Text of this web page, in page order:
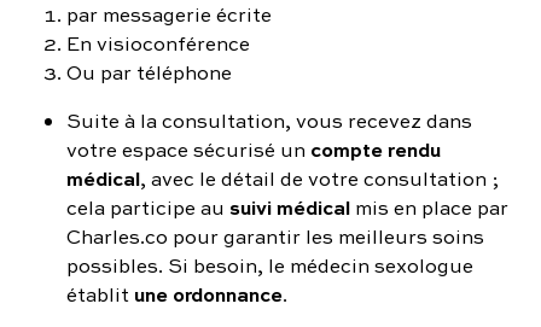
par messagerie écrite
En visioconférence
Ou par téléphone
Suite à la consultation, vous recevez dans
votre espace sécurisé un compte rendu
médical, avec le détail de votre consultation ;
cela participe au suivi médical mis en place par
Charles.co pour garantir les meilleurs soins
possibles. Si besoin, le médecin sexologue
établit une ordonnance.